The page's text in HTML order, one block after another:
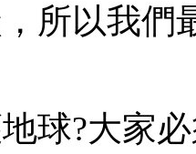
所以我們
?大家必